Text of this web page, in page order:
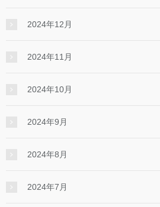
2024年12月
2024年11月
2024年10月
2024年9月
2024年8月
2024年7月